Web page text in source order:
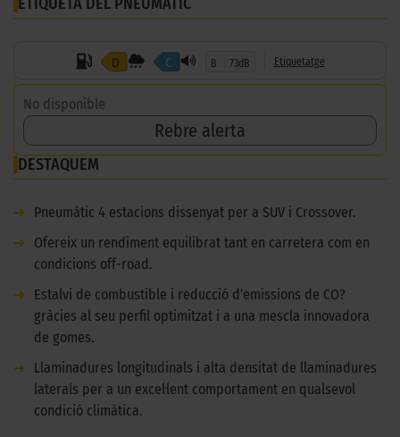
D C B 73dB Etiquetatge
No disponible
Rebre alerta
DESTAQUEM
➜
Pneumàtic 4 estacions dissenyat per a SUV i Crossover.
➜
Ofereix un rendiment equilibrat tant en carretera com en
condicions off-road.
➜
Estalvi de combustible i reducció d’emissions de CO?
gràcies al seu perfil optimitzat i a una mescla innovadora
de gomes.
➜
Llaminadures longitudinals i alta densitat de llaminadures
laterals per a un excel·lent comportament en qualsevol
condició climàtica.